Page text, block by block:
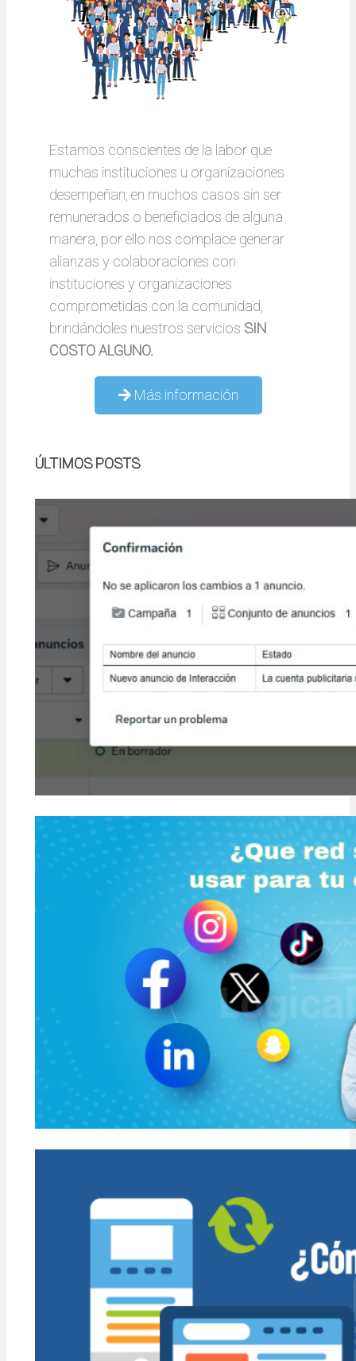
Estamos conscientes de la labor que
muchas instituciones u organizaciones
desempeñan, en muchos casos sin ser
remunerados o beneficiados de alguna
manera, por ello nos complace generar
alianzas y colaboraciones con
instituciones y organizaciones
comprometidas con la comunidad,
brindándoles nuestros servicios SIN
COSTO ALGUNO.
Más información
ÚLTIMOS POSTS